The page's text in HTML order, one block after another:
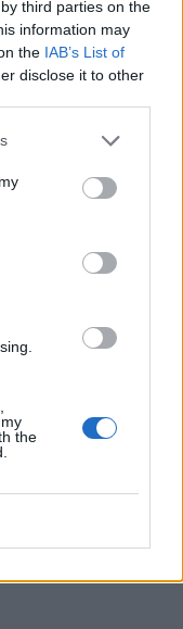
third parties on the
information may
the IAB’s List of
disclose it to other
the
2,652
Iscritti
al Castello di
nozze di Figaro” di
in Lirica